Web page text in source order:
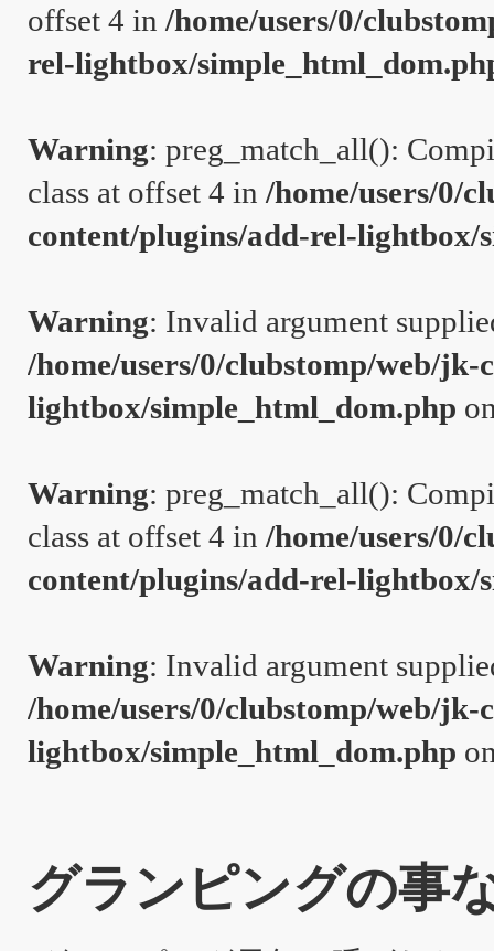
offset 4 in /home/users/0/
rel-lightbox/
Warning: preg_match_all():
class at offset 4 in /home/users/0/
content/plugins/add-rel-lightbox/
Warning: Invalid argument
/home/users/0/clubstomp/web/
lightbox/simple_html_dom.php
Warning: preg_match_all():
class at offset 4 in /home/users/0/
content/plugins/add-rel-lightbox/
Warning: Invalid argument
/home/users/0/clubstomp/web/
lightbox/simple_html_dom.php
グランピングの事